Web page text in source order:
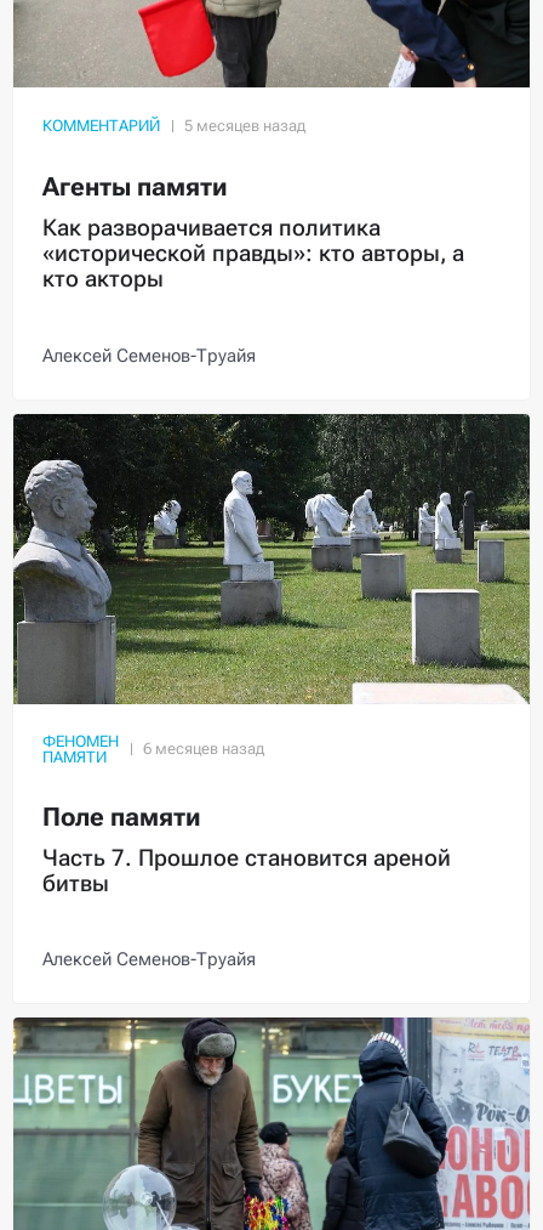
КОММЕНТАРИЙ
Агенты памяти
Как разворачивается политика
«исторической правды»: кто авторы, а
кто акторы
Алексей Семенов-Труайя
ФЕНОМЕН
ПАМЯТИ
Поле памяти
Часть 7. Прошлое становится ареной
битвы
Алексей Семенов-Труайя